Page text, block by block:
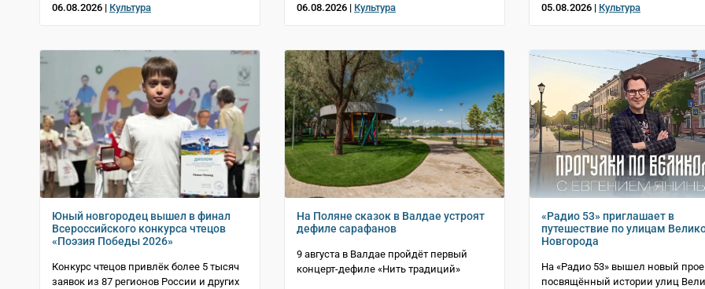
06.08.2026 | Культура 06.08.2026 | Культура 05.08.2026 | Культура
Юный новгородец вышел в финал
Всероссийского конкурса чтецов
«Поэзия Победы 2026»
Конкурс чтецов привлёк более 5 тысяч
заявок из 87 регионов России и других
На Поляне сказок в Валдае устроят
дефиле сарафанов
9 августа в Валдае пройдёт первый
концерт-дефиле «Нить традиций»
«Радио 53» приглашает в
путешествие по улицам
Новгорода
На «Радио 53» вышел новый
посвящённый истории улиц